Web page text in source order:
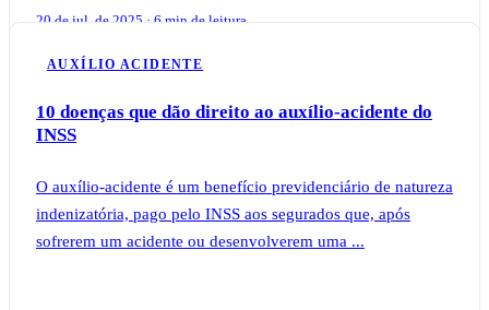
20 de jul. de 2025 · 6 min de leitura
AUXÍLIO ACIDENTE
10 doenças que dão direito ao auxílio-acidente do
INSS
O auxílio-acidente é um benefício previdenciário de natureza
indenizatória, pago pelo INSS aos segurados que, após
sofrerem um acidente ou desenvolverem uma ...